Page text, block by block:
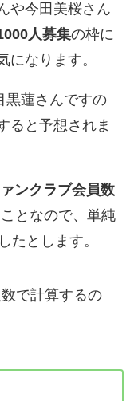
や今田美桜さん
人募集の枠に
になります。
黒蓮さんですの
ると予想されま
ンクラブ会員数
となので、単純
たとします。
で計算するの